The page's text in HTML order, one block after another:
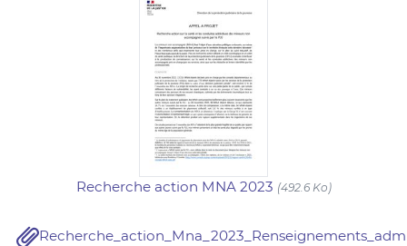
Recherche action MNA 2023 (492.6 Ko)